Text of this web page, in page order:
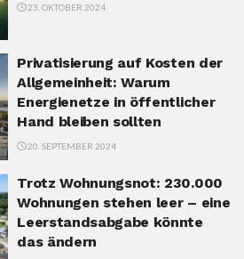
23. OKTOBER 2024
Privatisierung auf Kosten der
Allgemeinheit: Warum
Energienetze in öffentlicher
Hand bleiben sollten
20. SEPTEMBER 2024
Trotz Wohnungsnot: 230.000
Wohnungen stehen leer – eine
Leerstandsabgabe könnte
das ändern